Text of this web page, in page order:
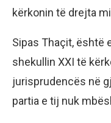
kërkonin të drejta
Sipas Thaçit, është
shekullin XXI të
jurisprudencës në
partia e tij nuk